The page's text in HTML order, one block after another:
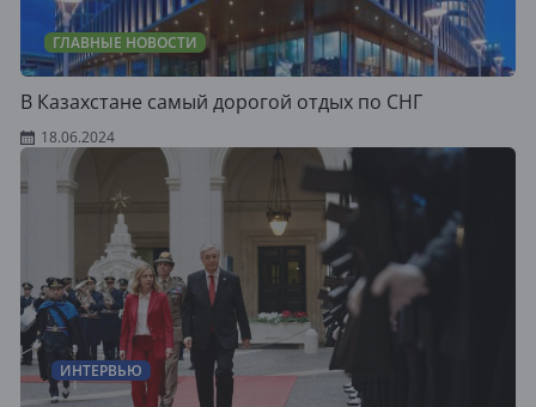
ГЛАВНЫЕ НОВОСТИ
В Казахстане самый дорогой отдых по СНГ
18.06.2024
ИНТЕРВЬЮ